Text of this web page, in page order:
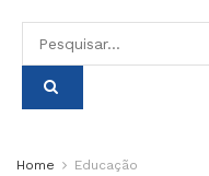
Home Educação